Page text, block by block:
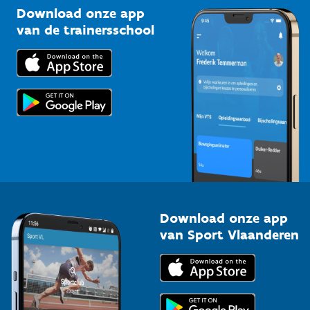
Bedrijven
Trainers en begeleiders
Topsporters
Kennisplatform
Downloads
Voor de pers
Download onze app
van de trainersschool
Download onze app
van Sport Vlaanderen